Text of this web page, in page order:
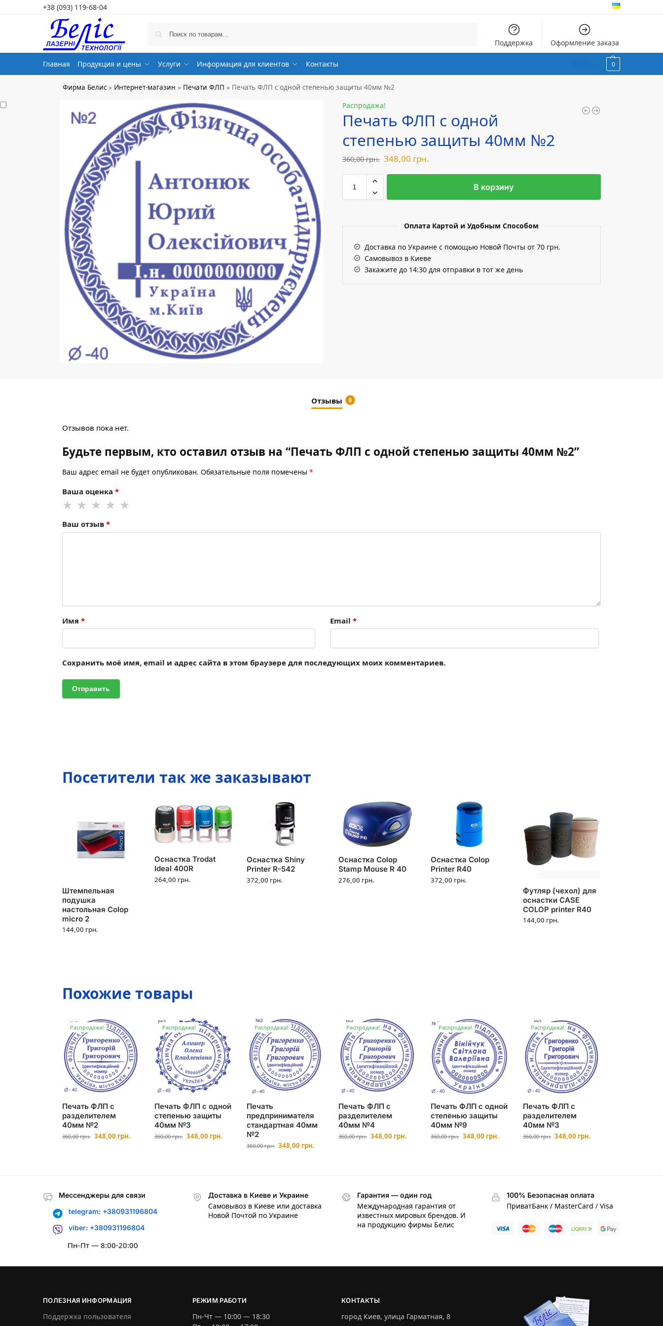
+38 (093) 119-68-04
Поддержка Оформление заказа
Главная Продукция и цены Услуги Информация для клиентов Контакты 0
Фирма Белис » Интернет-магазин » Печати ФЛП » Печать ФЛП с одной степенью защиты 40мм №2
Распродажа!
Печать ФЛП с одной
степенью защиты 40мм №2
360,00грн. 348,00 грн.
В корзину
Оплата Картой и Удобным Способом
Доставка по Украине с помощью Новой Почты от 70 грн.
Самовывоз в Киеве
Закажите до 14:30 для отправки в тот же день
Отзывы 0
Отзывов пока нет.
Будьте первым, кто оставил отзыв на “Печать ФЛП с одной степенью защиты 40мм №2”
Ваш адрес email не будет опубликован. Обязательные поля помечены*
Ваша оценка*
Ваш отзыв*
Имя* Email *
Сохранить моё имя, email и адрес сайта в этом браузере для последующих моих комментариев.
Посетители так же заказывают
Штемпельная
подушка
настольная Colop
micro 2
144,00 грн.
Оснастка Trodat
Ideal 400R
264,00 грн.
Оснастка Shiny
Printer R-542
372,00 грн.
Оснастка Colop
Stamp Mouse R 40
276,00 грн.
Оснастка Colop
Printer R40
372,00 грн.
Футляр (чехол) для
оснастки CASE
COLOP printer R40
144,00 грн.
Похожие товары
Распродажа!
Печать ФЛП с
разделителем
40мм №2
360,00грн. 348,00 грн.
Распродажа!
Печать ФЛП с одной
степенью защиты
40мм №3
360,00грн. 348,00 грн.
Распродажа!
Печать
предпринимателя
стандартная 40мм
№2
360,00грн. 348,00 грн.
Распродажа!
Печать ФЛП с
разделителем
40мм №4
360,00грн. 348,00 грн.
Распродажа!
Печать ФЛП с одной
степенью защиты
40мм №9
360,00грн. 348,00 грн.
Распродажа!
Печать ФЛП с
разделителем
40мм №3
360,00грн. 348,00 грн.
Мессенджеры для связи
telegram: +380931196804
viber: +380931196804
Пн-Пт — 8:00-20:00
Доставка в Киеве и Украине
Самовывоз в Киеве или доставка
Новой Почтой по Украине
Гарантия — один год
Международная гарантия от
известных мировых брендов. И
на продукцию фирмы Белис
100% Безопасная оплата
ПриватБанк / MasterCard / Visa
ПОЛЕЗНАЯ ИНФОРМАЦИЯ
Поддержка пользователя
РЕЖИМ РАБОТИ
Пн-Чт — 10:00 — 18:30
КОНТАКТЫ
город Киев, улица Гарматная, 8